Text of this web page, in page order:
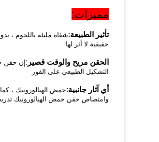
مميزات:
تأثير الطبيعة:شفاه مليئة باللحوم ،
حقيقية لا أثر لها
الحقن مريح والوقت قصير :إن حقن
التشكيل الطبيعي على الفور
أي آثار جانبية:حمض الهيالورونيك ،
وامتصاص حقن حمض الهيالورونيك